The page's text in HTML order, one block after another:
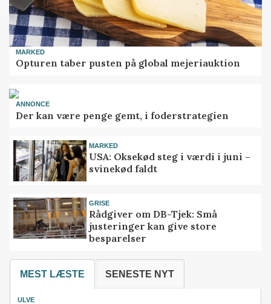
MARKED
Opturen taber pusten på global mejeriauktion
ANNONCE
Der kan være penge gemt, i foderstrategien
MARKED
USA: Oksekød steg i værdi i juni –
svinekød faldt
GRISE
Rådgiver om DB-Tjek: Små
justeringer kan give store
besparelser
MEST LÆSTE SENESTE NYT
ULVE